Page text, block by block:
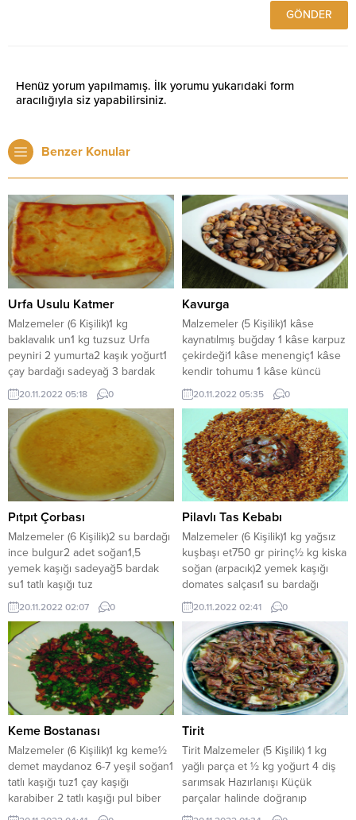
Henüz yorum yapılmamış. İlk yorumu yukarıdaki form
aracılığıyla siz yapabilirsiniz.
Benzer Konular
Urfa Usulu Katmer
Malzemeler (6 Kişilik)1 kg
baklavalık un1 kg tuzsuz Urfa
peyniri 2 yumurta2 kaşık yoğurt1
çay bardağı sadeyağ 3 bardak
tozşeker Limon suyuTuz
HazırlanışıUn, iki yumurta, bir çay
bardağı sadeyağ ve biraz tuz
konularak yoğrulur, bir-iki kaşık
yoğurt ilavesinden sonra yarım
saat dinlendirilir. Şurup için ayrı
bir kapta üç bardak şeker iki
bardak su...
20.11.2022 05:18 0
Kavurga
Malzemeler (5 Kişilik)1 kâse
kaynatılmış buğday 1 kâse karpuz
çekirdeği1 kâse menengiç1 kâse
kendir tohumu 1 kâse küncü
HazırlanışıYukarıdaki
malzemelerin her biri ayrı ayrı
tavada az tuzlu su içinde haﬁf
kavrularak tepsiye dökülüp
karıştırılır. Kavanozlara ya da
torbalara konularak saklanır. Kış
gecelerinin çerezidir.
20.11.2022 05:35 0
Pıtpıt Çorbası
Malzemeler (6 Kişilik)2 su bardağı
ince bulgur2 adet soğan1,5
yemek kaşığı sadeyağ5 bardak
su1 tatlı kaşığı tuz
HazırlanışıSoğanlar ayıklanarak
ince doğranır. Geniş bir
tencerenin içerisinde yağ
ısıtılarak ince kıyılmış soğanlar
pembeleşinceye kadar kavrulur,
su ve tuz ilave edilerek suyun
kaynaması beklenir. Kaynayan
suyun içerisine yıkanan bulgurlar
ilave edilerek pişirilir, bulgurlar...
20.11.2022 02:07 0
Pilavlı Tas Kebabı
Malzemeler (6 Kişilik)1 kg yağsız
kuşbaşı et750 gr pirinç½ kg kiska
soğan (arpacık)2 yemek kaşığı
domates salçası1 su bardağı
sadeyağ1 yemek kaşığı pul biber1
tatlı kaşığı karışık baharat2 tatlı
kaşığı tuz HazırlanışıKuşbaşı etler
yıkanarak geniş bir kaba konulur.
Soğanların başı ve dibi kesilerek
kabukları soyulur, yıkanır, etin
üzerine konulur. Salça,...
20.11.2022 02:41 0
Keme Bostanası
Malzemeler (6 Kişilik)1 kg keme½
demet maydanoz 6-7 yeşil soğan1
tatlı kaşığı tuz1 çay kaşığı
karabiber 2 tatlı kaşığı pul biber
HazırlanışıKemeler temizlendikten
Tirit
Tirit Malzemeler (5 Kişilik) 1 kg
yağlı parça et ½ kg yoğurt 4 diş
sarımsak Hazırlanışı Küçük
parçalar halinde doğranıp
tencereye konulan etin üzerine